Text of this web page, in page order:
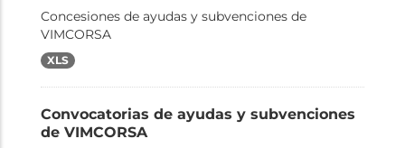
Concesiones de ayudas y subvenciones de
VIMCORSA
XLS
Convocatorias de ayudas y subvenciones
de VIMCORSA